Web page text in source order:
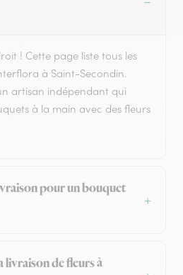
! Cette page liste tous les
à Saint-Secondin.
artisan indépendant qui
à la main avec des fleurs
pour un bouquet
livraison de fleurs à